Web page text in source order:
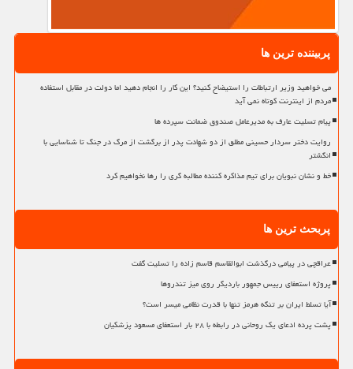
پربیننده ترین ها
می خواهید وزیر ارتباطات را استیضاح کنید؟ این کار را انجام دهید اما دولت در مقابل استفاده
مردم از اینترنت کوتاه نمی آید
پیام تسلیت عارف به مدیرعامل صندوق ضمانت سپرده ها
روایت دختر سردار حسینی مطلق از دو شهادت پدر از برگشت از مرگ در جنگ تا شناسایی با
انگشتر
خط و نشان نبویان برای تیم مذاکره کننده مطالبه گری را رها نخواهیم کرد
پربحث ترین ها
عراقچی در پیامی درگذشت ابوالقاسم قاسم زاده را تسلیت گفت
پروژه استعفای رییس جمهور باردیگر روی میز تندروها
آیا تسلط ایران بر تنگه هرمز تنها با قدرت نظامی میسر است؟
پشت پرده ادعای یک روحانی در رابطه با ۲۸ بار استعفای مسعود پزشکیان